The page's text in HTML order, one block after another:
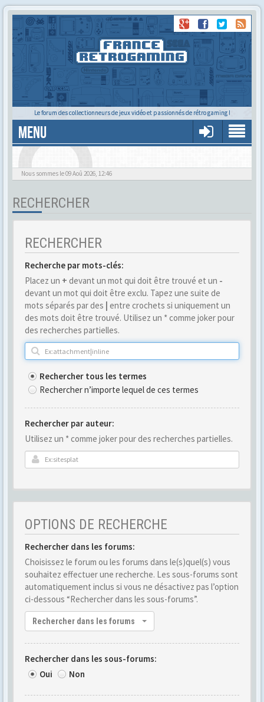
Le forum des collectionneurs de jeux vidéo et passionnés de rétro gaming !
MENU
Alors tu trouves ?
Nous sommes le 09 Aoû 2026, 12:46
RECHERCHER
RECHERCHER
Recherche par mots-clés:
Placez un + devant un mot qui doit être trouvé et un -
devant un mot qui doit être exclu. Tapez une suite de
mots séparés par des | entre crochets si uniquement un
des mots doit être trouvé. Utilisez un * comme joker pour
des recherches partielles.
Rechercher tous les termes
Rechercher n’importe lequel de ces termes
Rechercher par auteur:
Utilisez un * comme joker pour des recherches partielles.
OPTIONS DE RECHERCHE
Rechercher dans les forums:
Choisissez le forum ou les forums dans le(s)quel(s) vous
souhaitez effectuer une recherche. Les sous-forums sont
automatiquement inclus si vous ne désactivez pas l’option
ci-dessous “Rechercher dans les sous-forums”.
Rechercher dans les forums
Rechercher dans les sous-forums:
Oui
Non